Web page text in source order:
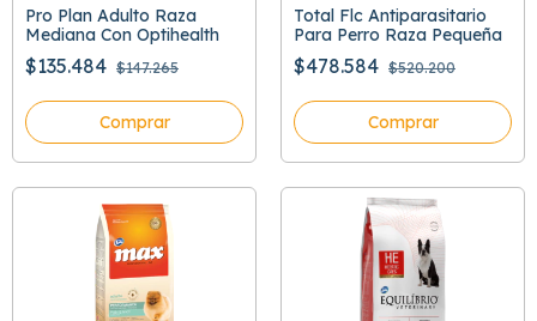
Pro Plan Adulto Raza
Mediana Con Optihealth
$135.484 $147.265
Comprar
Total Flc Antiparasitario
Para Perro Raza Pequeña
$478.584 $520.200
Comprar